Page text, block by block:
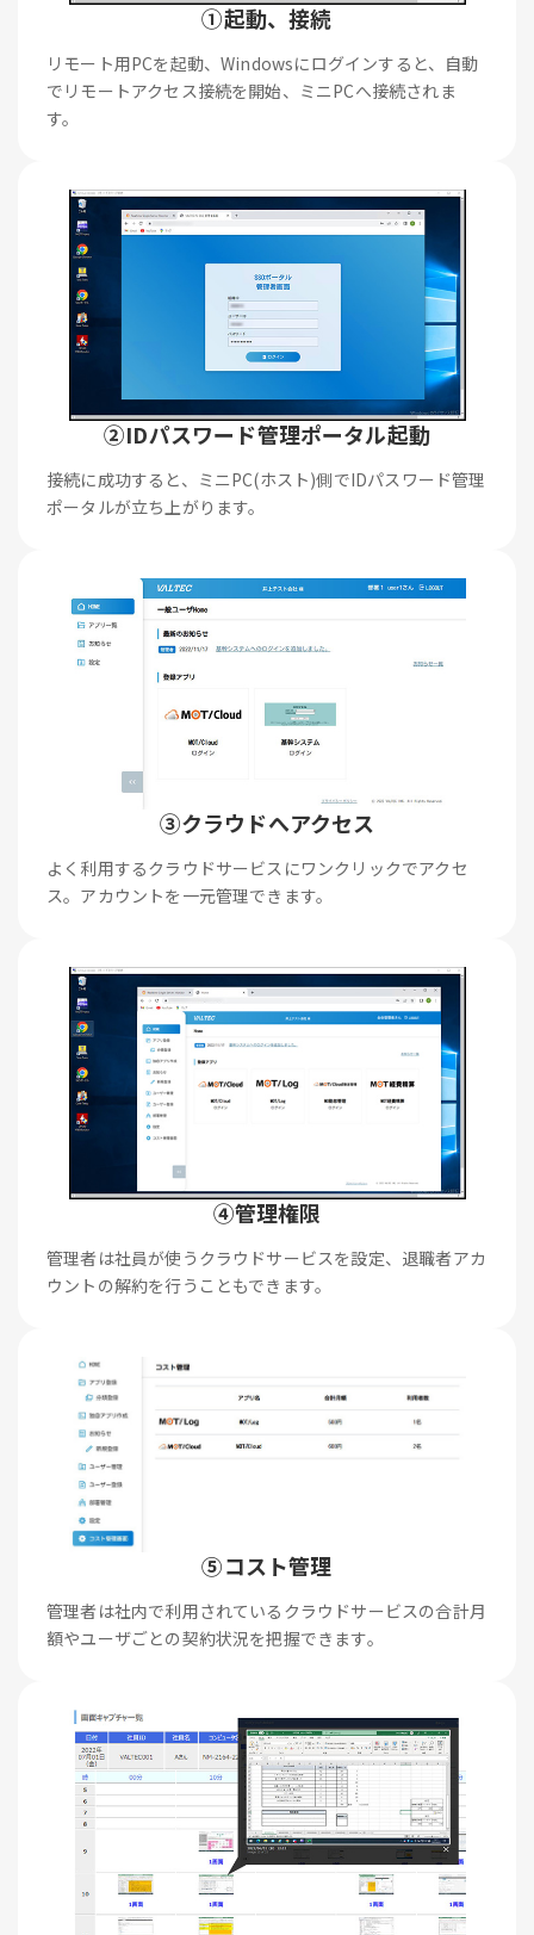
①起動、接続
リモート用PCを起動、Windowsにログインすると、自動
でリモートアクセス接続を開始、ミニPCへ接続されま
す。
②IDパスワード管理ポータル起動
接続に成功すると、ミニPC(ホスト)側でIDパスワード管理
ポータルが立ち上がります。
③クラウドへアクセス
よく利用するクラウドサービスにワンクリックでアクセ
ス。アカウントを一元管理できます。
④管理権限
管理者は社員が使うクラウドサービスを設定、退職者アカ
ウントの解約を行うこともできます。
⑤コスト管理
管理者は社内で利用されているクラウドサービスの合計月
額やユーザごとの契約状況を把握できます。